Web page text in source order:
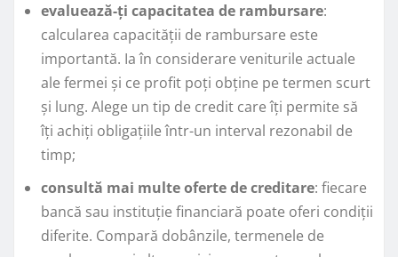
evaluează-ți capacitatea de rambursare:
calcularea capacității de rambursare este
importantă. Ia în considerare veniturile actuale
ale fermei și ce profit poți obține pe termen scurt
și lung. Alege un tip de credit care îți permite să
îți achiți obligațiile într-un interval rezonabil de
timp;
consultă mai multe oferte de creditare: fiecare
bancă sau instituție financiară poate oferi condiții
diferite. Compară dobânzile, termenele de